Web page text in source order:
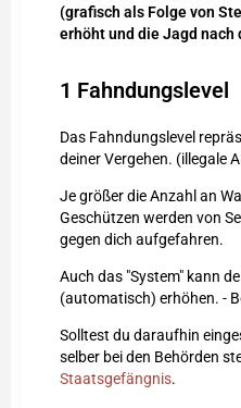
(grafisch als Folge von
erhöht und die Jagd nach
1 Fahndungslevel
Das Fahndungslevel
deiner Vergehen. (illegale
Je größer die Anzahl an
Geschützen werden von
gegen dich aufgefahren.
Auch das "System" kann
(automatisch) erhöhen. -
Solltest du daraufhin
selber bei den Behörden
Staatsgefängnis.